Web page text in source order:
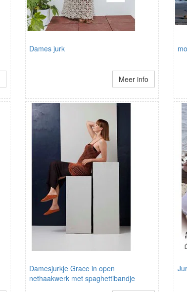
Dames jurk
Meer info
Damesjurkje Grace in open
nethaakwerk met spaghettibandje